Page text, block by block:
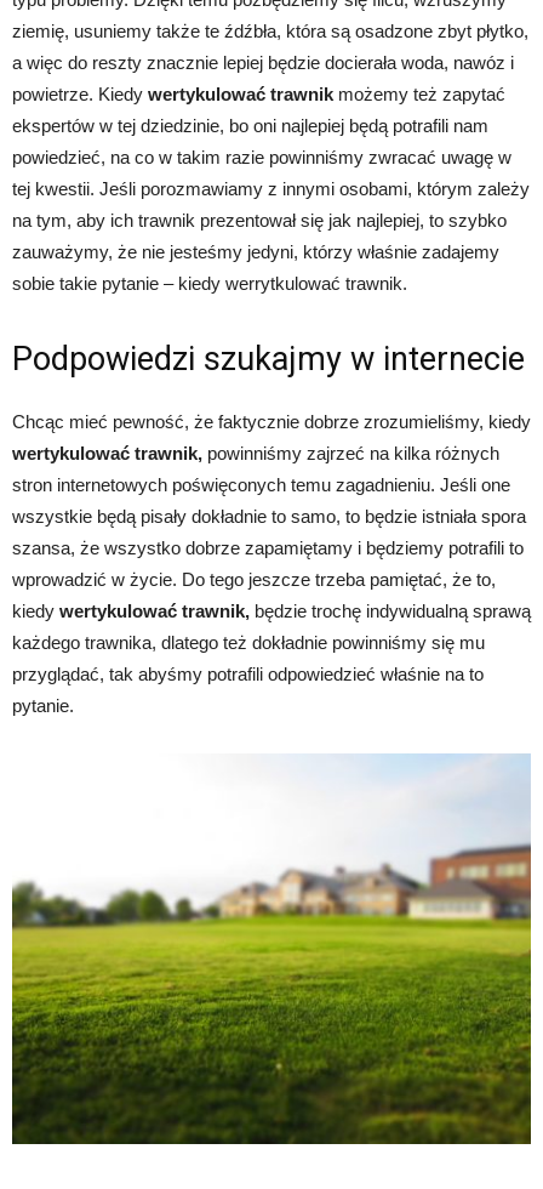
ziemię, usuniemy także te źdźbła, która są osadzone zbyt płytko,
a więc do reszty znacznie lepiej będzie docierała woda, nawóz i
powietrze. Kiedy wertykulować trawnik możemy też zapytać
ekspertów w tej dziedzinie, bo oni najlepiej będą potrafili nam
powiedzieć, na co w takim razie powinniśmy zwracać uwagę w
tej kwestii. Jeśli porozmawiamy z innymi osobami, którym zależy
na tym, aby ich trawnik prezentował się jak najlepiej, to szybko
zauważymy, że nie jesteśmy jedyni, którzy właśnie zadajemy
sobie takie pytanie – kiedy werrytkulować trawnik.
Podpowiedzi szukajmy w internecie
Chcąc mieć pewność, że faktycznie dobrze zrozumieliśmy, kiedy
wertykulować trawnik, powinniśmy zajrzeć na kilka różnych
stron internetowych poświęconych temu zagadnieniu. Jeśli one
wszystkie będą pisały dokładnie to samo, to będzie istniała spora
szansa, że wszystko dobrze zapamiętamy i będziemy potrafili to
wprowadzić w życie. Do tego jeszcze trzeba pamiętać, że to,
kiedy wertykulować trawnik, będzie trochę indywidualną sprawą
każdego trawnika, dlatego też dokładnie powinniśmy się mu
przyglądać, tak abyśmy potrafili odpowiedzieć właśnie na to
pytanie.